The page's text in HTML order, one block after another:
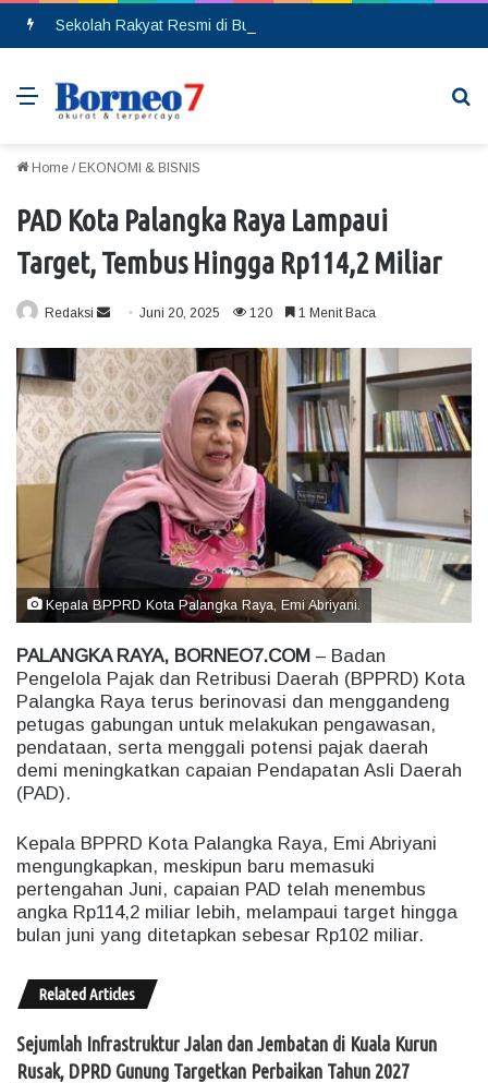
Menu
Home / EKONOMI & BISNIS
PAD Kota Palangka Raya Lampaui
Target, Tembus Hingga Rp114,2 Miliar
Redaksi
n
d
a
n
m
a
Juni 20, 2025 120 1 Menit Baca
Kepala BPPRD Kota Palangka Raya, Emi Abriyani.
PALANGKA RAYA, BORNEO7.COM – Badan
Pengelola Pajak dan Retribusi Daerah (BPPRD) Kota
Palangka Raya terus berinovasi dan menggandeng
petugas gabungan untuk melakukan pengawasan,
pendataan, serta menggali potensi pajak daerah
demi meningkatkan capaian Pendapatan Asli Daerah
(PAD).
Kepala BPPRD Kota Palangka Raya, Emi Abriyani
mengungkapkan, meskipun baru memasuki
pertengahan Juni, capaian PAD telah menembus
angka Rp114,2 miliar lebih, melampaui target hingga
bulan juni yang ditetapkan sebesar Rp102 miliar.
Related Articles
Sejumlah Infrastruktur Jalan dan Jembatan di Kuala Kurun
Rusak, DPRD Gunung Targetkan Perbaikan Tahun 2027